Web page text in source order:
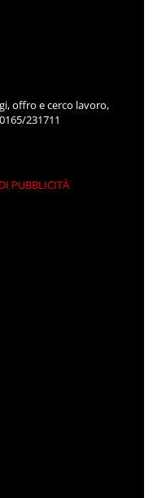
offro e cerco lavoro,
231711
PUBBLICITÀ